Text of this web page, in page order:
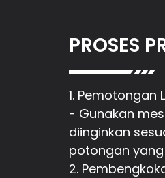
PROSES
1. Pemotongan
- Gunakan
diinginkan
potongan
2.